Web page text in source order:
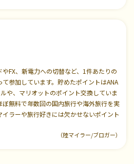
FX、新電力への切替など、1件あたりの
参加しています。貯めたポイントはANA
や、マリオットのポイント交換していま
無料で年数回の国内旅行や海外旅行を実
ラーや旅行好きには欠かせないポイント
（陸マイラー/ブロガー）